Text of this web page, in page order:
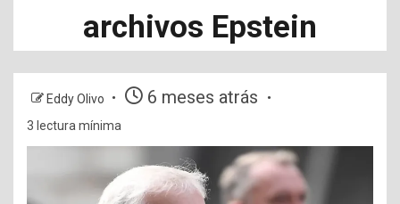
archivos Epstein
Eddy Olivo 6 meses atrás
3 lectura mínima